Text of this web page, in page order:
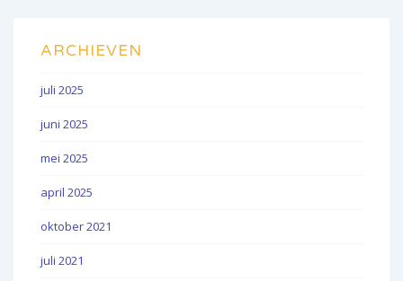
ARCHIEVEN
juli 2025
juni 2025
mei 2025
april 2025
oktober 2021
juli 2021